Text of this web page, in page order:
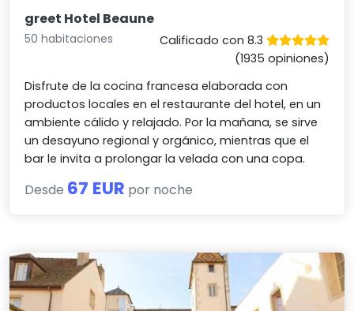
greet Hotel Beaune
50 habitaciones
Calificado con 8.3
(1935 opiniones)
Disfrute de la cocina francesa elaborada con
productos locales en el restaurante del hotel, en un
ambiente cálido y relajado. Por la mañana, se sirve
un desayuno regional y orgánico, mientras que el
bar le invita a prolongar la velada con una copa.
Desde 67 EUR por noche